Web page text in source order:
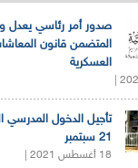
صدور أمر رئاسي يعدل
المتضمن قانون
العسكرية
تأجيل الدخول المدرسي
21 سبتمبر
18 أغسطس 2021 |